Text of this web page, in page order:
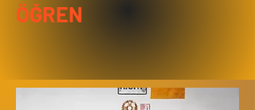
ÖĞREN